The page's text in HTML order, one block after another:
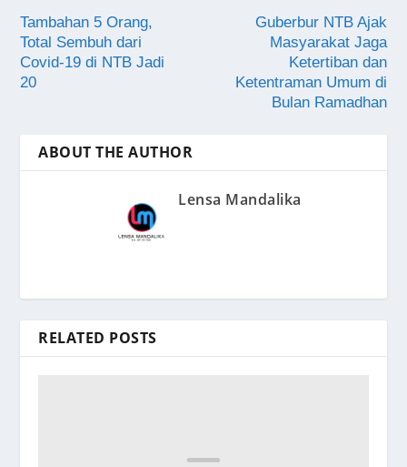
Tambahan 5 Orang,
Total Sembuh dari
Covid-19 di NTB Jadi
20
Guberbur NTB Ajak
Masyarakat Jaga
Ketertiban dan
Ketentraman Umum di
Bulan Ramadhan
ABOUT THE AUTHOR
Lensa Mandalika
RELATED POSTS